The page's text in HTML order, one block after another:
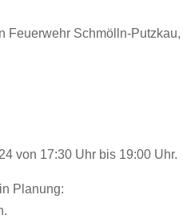
Feuerwehr Schmölln-Putzkau,
von 17:30 Uhr bis 19:00 Uhr.
Planung: